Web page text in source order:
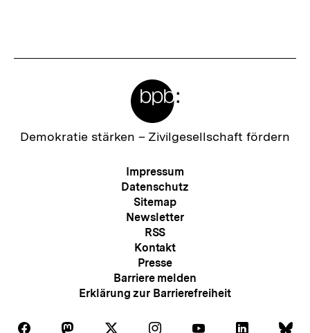
Zur
Demokratie stärken – Zivilgesellschaft fördern
Meta-
Navigation
Impressum
Datenschutz
Sitemap
Newsletter
RSS
Kontakt
Presse
Barriere melden
Erklärung zur Barrierefreiheit
Auf Auf